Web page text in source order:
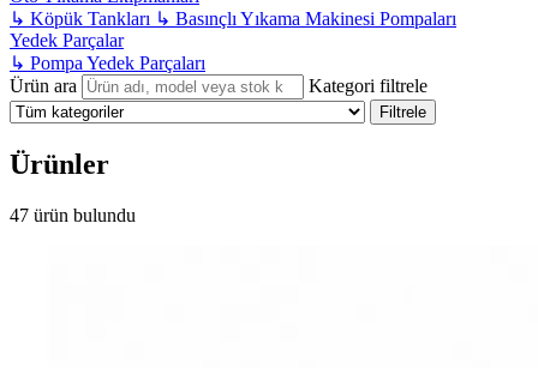
↳ Köpük Tankları ↳ Basınçlı Yıkama Makinesi Pompaları
Yedek Parçalar
↳ Pompa Yedek Parçaları
Ürün ara
Kategori filtrele
Filtrele
Ürünler
47 ürün bulundu